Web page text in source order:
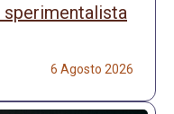
6 Agosto 2026